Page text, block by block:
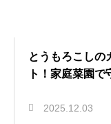
とうもろこしの
ト！家庭菜園で
2025.12.03